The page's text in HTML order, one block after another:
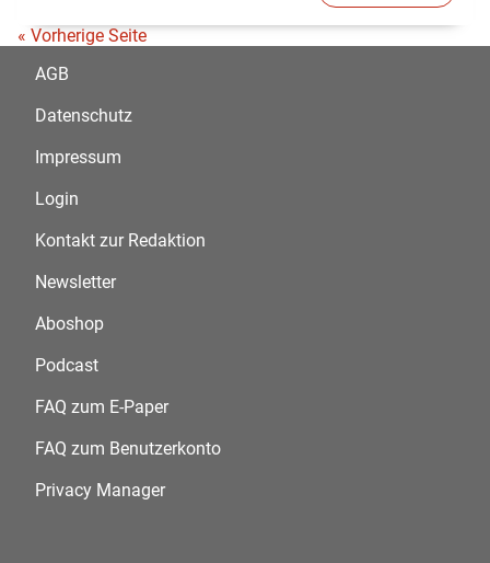
« Vorherige Seite
AGB
Datenschutz
Impressum
Login
Kontakt zur Redaktion
Newsletter
Aboshop
Podcast
FAQ zum E-Paper
FAQ zum Benutzerkonto
Privacy Manager